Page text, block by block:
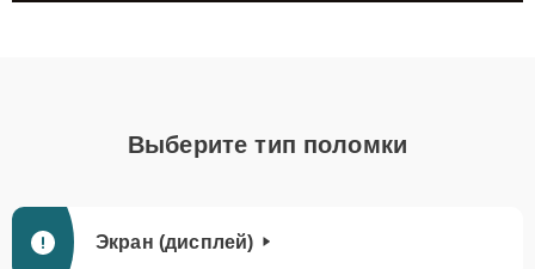
Выберите тип поломки
Экран (дисплей)